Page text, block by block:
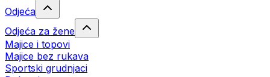
Odjeća
Odjeća za žene
Majice i topovi
Majice bez rukava
Sportski grudnjaci